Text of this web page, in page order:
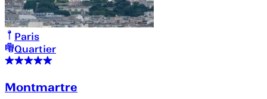
Paris
Quartier
Montmartre